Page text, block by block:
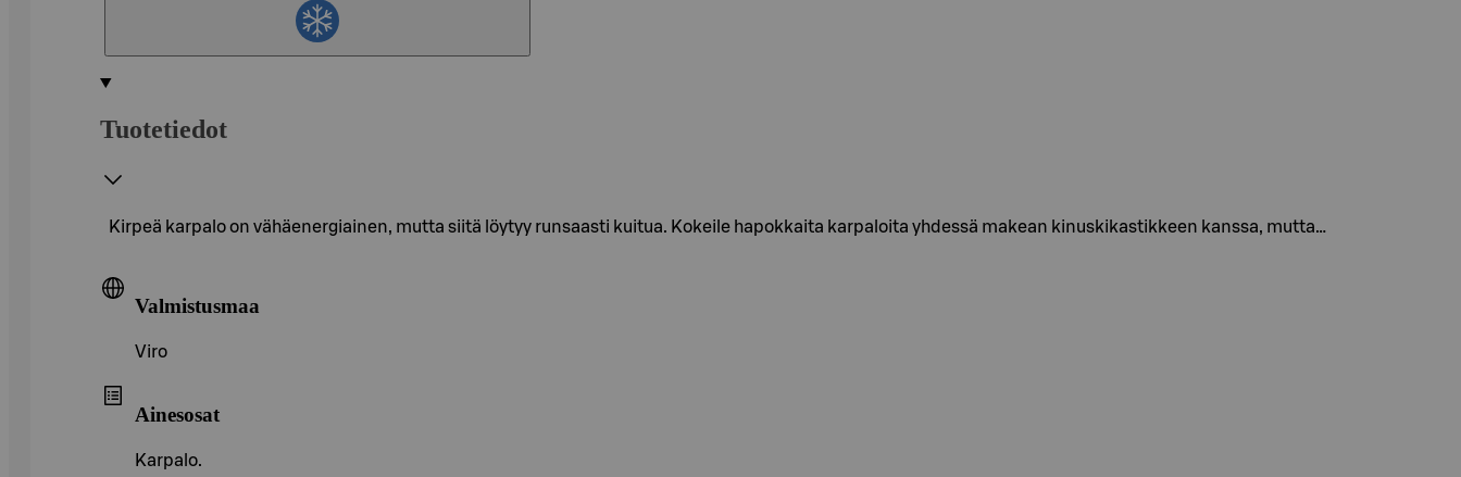
Tuotetiedot
Kirpeä karpalo on vähäenergiainen, mutta siitä löytyy runsaasti kuitua. Kokeile hapokkaita karpaloita yhdessä makean kinuskikastikkeen kanssa, mutta…
Valmistusmaa
Viro
Ainesosat
Karpalo.